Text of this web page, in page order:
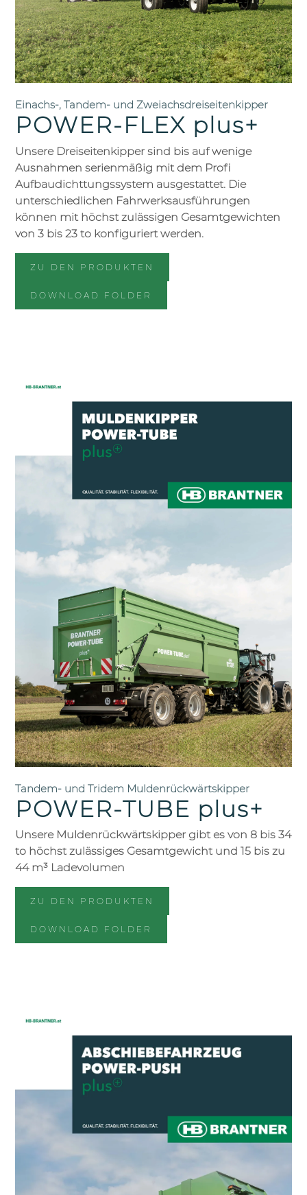
Einachs-, Tandem- und Zweiachsdreiseitenkipper
POWER-FLEX plus+
Unsere Dreiseitenkipper sind bis auf wenige
Ausnahmen serienmäßig mit dem Profi
Aufbaudichttungssystem ausgestattet. Die
unterschiedlichen Fahrwerksausführungen
können mit höchst zulässigen Gesamtgewichten
von 3 bis 23 to konfiguriert werden.
ZU DEN PRODUKTEN
DOWNLOAD FOLDER
Tandem- und Tridem Muldenrückwärtskipper
POWER-TUBE plus+
Unsere Muldenrückwärtskipper gibt es von 8 bis 34
to höchst zulässiges Gesamtgewicht und 15 bis zu
44 m³ Ladevolumen
ZU DEN PRODUKTEN
DOWNLOAD FOLDER